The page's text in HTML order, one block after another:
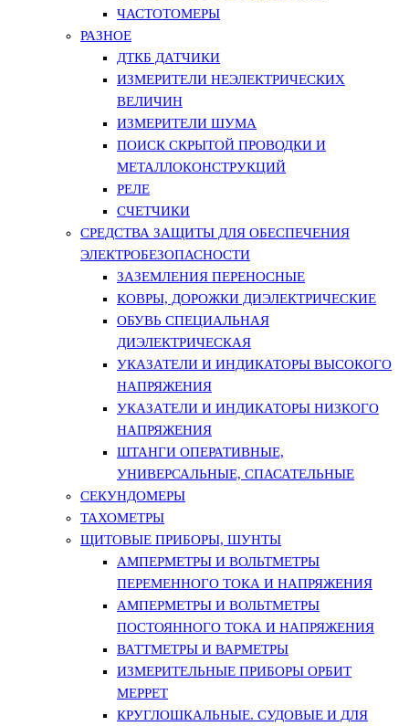
ЧАСТОТОМЕРЫ
РАЗНОЕ
ДТКБ ДАТЧИКИ
ИЗМЕРИТЕЛИ НЕЭЛЕКТРИЧЕСКИХ
ВЕЛИЧИН
ИЗМЕРИТЕЛИ ШУМА
ПОИСК СКРЫТОЙ ПРОВОДКИ И
МЕТАЛЛОКОНСТРУКЦИЙ
РЕЛЕ
СЧЕТЧИКИ
СРЕДСТВА ЗАЩИТЫ ДЛЯ ОБЕСПЕЧЕНИЯ
ЭЛЕКТРОБЕЗОПАСНОСТИ
ЗАЗЕМЛЕНИЯ ПЕРЕНОСНЫЕ
КОВРЫ, ДОРОЖКИ ДИЭЛЕКТРИЧЕСКИЕ
ОБУВЬ СПЕЦИАЛЬНАЯ
ДИЭЛЕКТРИЧЕСКАЯ
УКАЗАТЕЛИ И ИНДИКАТОРЫ ВЫСОКОГО
НАПРЯЖЕНИЯ
УКАЗАТЕЛИ И ИНДИКАТОРЫ НИЗКОГО
НАПРЯЖЕНИЯ
ШТАНГИ ОПЕРАТИВНЫЕ,
УНИВЕРСАЛЬНЫЕ, СПАСАТЕЛЬНЫЕ
СЕКУНДОМЕРЫ
ТАХОМЕТРЫ
ЩИТОВЫЕ ПРИБОРЫ, ШУНТЫ
АМПЕРМЕТРЫ И ВОЛЬТМЕТРЫ
ПЕРЕМЕННОГО ТОКА И НАПРЯЖЕНИЯ
АМПЕРМЕТРЫ И ВОЛЬТМЕТРЫ
ПОСТОЯННОГО ТОКА И НАПРЯЖЕНИЯ
ВАТТМЕТРЫ И ВАРМЕТРЫ
ИЗМЕРИТЕЛЬНЫЕ ПРИБОРЫ ОРБИТ
МЕРРЕТ
КРУГЛОШКАЛЬНЫЕ. СУДОВЫЕ И ДЛЯ